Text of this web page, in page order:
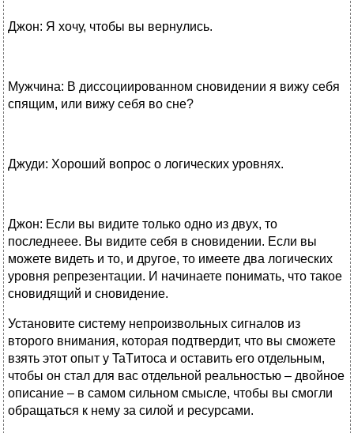
Джон: Я хочу, чтобы вы вернулись.
Мужчина: В диссоциированном сновидении я вижу себя
спящим, или вижу себя во сне?
Джуди: Хороший вопрос о логических уровнях.
Джон: Если вы видите только одно из двух, то
последнеее. Вы видите себя в сновидении. Если вы
можете видеть и то, и другое, то имеете два логических
уровня репрезентации. И начинаете понимать, что такое
сновидящий и сновидение.
Установите систему непроизвольных сигналов из
второго внимания, которая подтвердит, что вы сможете
взять этот опыт у TaTитоса и оставить его отдельным,
чтобы он стал для вас отдельной реальностью – двойное
описание – в самом сильном смысле, чтобы вы смогли
обращаться к нему за силой и ресурсами.